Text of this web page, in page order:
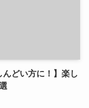
んどい方に！】楽し